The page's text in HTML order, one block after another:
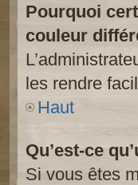
Pourquoi
couleur
les rendre
Haut
Qu’est-ce
Si vous êtes